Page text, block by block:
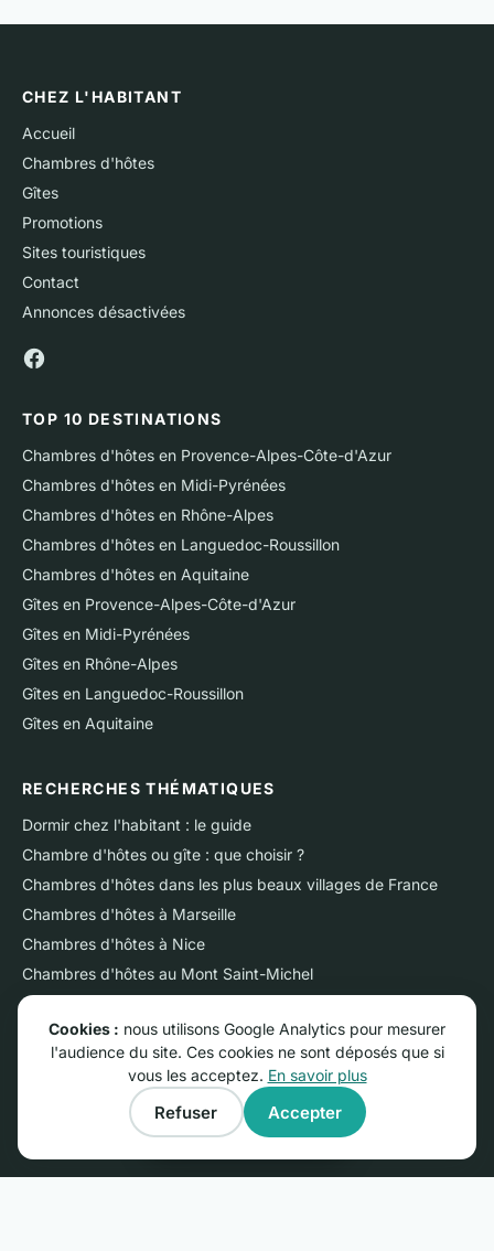
Afficher la carte
CHEZ L'HABITANT
Accueil
Chambres d'hôtes
Gîtes
Promotions
Sites touristiques
Contact
Annonces désactivées
TOP 10 DESTINATIONS
Chambres d'hôtes en Provence-Alpes-Côte-d'Azur
Chambres d'hôtes en Midi-Pyrénées
Chambres d'hôtes en Rhône-Alpes
Chambres d'hôtes en Languedoc-Roussillon
Chambres d'hôtes en Aquitaine
Gîtes en Provence-Alpes-Côte-d'Azur
Gîtes en Midi-Pyrénées
Gîtes en Rhône-Alpes
Gîtes en Languedoc-Roussillon
Gîtes en Aquitaine
RECHERCHES THÉMATIQUES
Dormir chez l'habitant : le guide
Chambre d'hôtes ou gîte : que choisir ?
Chambres d'hôtes dans les plus beaux villages de France
Chambres d'hôtes à Marseille
Chambres d'hôtes à Nice
Chambres d'hôtes au Mont Saint-Michel
Chambres d'hôtes sur l'Ile de Ré
Chambres d'hôtes près du Futuroscope
Chambres d'hôtes en Camargue
Gîtes dans les plus beaux villages de France
Gîtes près du Mont Saint-Michel
Cookies : nous utilisons Google Analytics pour mesurer
l'audience du site. Ces cookies ne sont déposés que si
vous les acceptez. En savoir plus
Refuser Accepter